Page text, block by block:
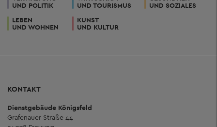
UND POLITIK
UND TOURISMUS
UND SOZIALES
LEBEN
UND WOHNEN
KUNST
UND KULTUR
KONTAKT
Dienstgebäude Königsfeld
Grafenauer Straße 44